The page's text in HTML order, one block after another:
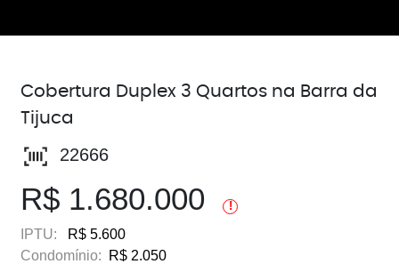
Cobertura Duplex 3 Quartos na Barra da
Tijuca
22666
R$ 1.680.000 !
IPTU:
R$ 5.600
Condomínio:
R$ 2.050